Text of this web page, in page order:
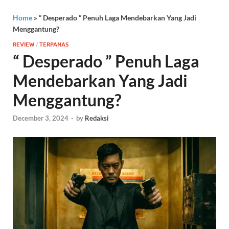
Home » “ Desperado ” Penuh Laga Mendebarkan Yang Jadi
Menggantung?
REVIEW / TERPANAS
“ Desperado ” Penuh Laga
Mendebarkan Yang Jadi
Menggantung?
December 3, 2024 - by Redaksi